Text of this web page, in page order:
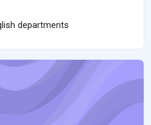
departments
Ertuğrul ORAL